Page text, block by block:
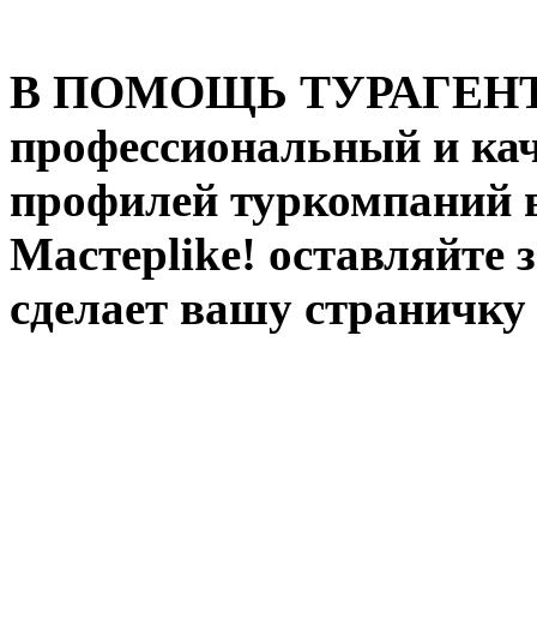
В ПОМОЩЬ
профессиональный и
профилей туркомпаний
Мастерlike! оставляйте
сделает вашу